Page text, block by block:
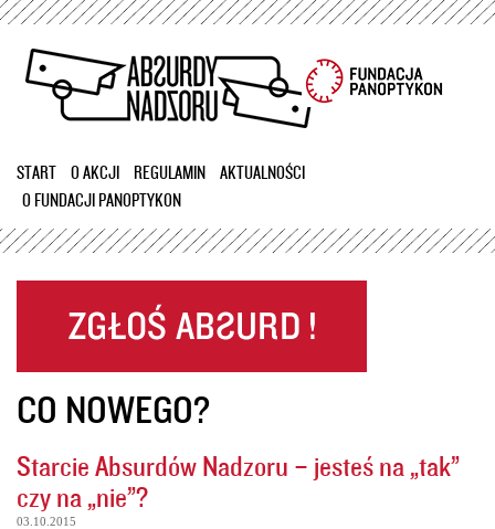
Przejdź
treści
START O AKCJI REGULAMIN
AKTUALNOŚCI
O FUNDACJI PANOPTYKON
CO NOWEGO?
Starcie Absurdów Nadzoru – jesteś na „tak”
czy na „nie”?
03.10.2015